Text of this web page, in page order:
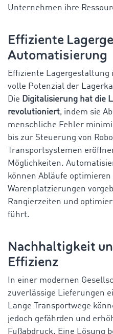
Unternehmen ihre
Effiziente
Automatisierung
Effiziente Lagergestaltung
volle Potenzial der
Die Digitalisierung hat die
revolutioniert, indem sie
menschliche Fehler
bis zur Steuerung von
Transportsystemen
Möglichkeiten.
können Abläufe
Warenplatzierungen
Rangierzeiten und
führt.
Nachhaltigkeit
Effizienz
In einer modernen
zuverlässige Lieferungen
Lange Transportwege
jedoch gefährden und
Fußabdruck. Eine Lösung